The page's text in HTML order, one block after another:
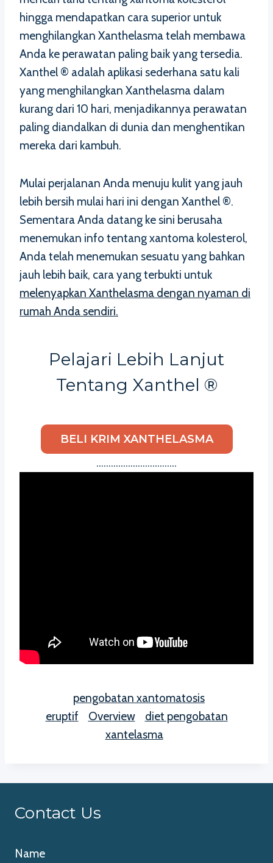
hingga mendapatkan cara superior untuk
menghilangkan Xanthelasma telah membawa
Anda ke perawatan paling baik yang tersedia.
Xanthel ® adalah aplikasi sederhana satu kali
yang menghilangkan Xanthelasma dalam
kurang dari 10 hari, menjadikannya perawatan
paling diandalkan di dunia dan menghentikan
mereka dari kambuh.
Mulai perjalanan Anda menuju kulit yang jauh
lebih bersih mulai hari ini dengan Xanthel ®.
Sementara Anda datang ke sini berusaha
menemukan info tentang xantoma kolesterol,
Anda telah menemukan sesuatu yang bahkan
jauh lebih baik, cara yang terbukti untuk
melenyapkan Xanthelasma dengan nyaman di
rumah Anda sendiri.
Pelajari Lebih Lanjut
Tentang Xanthel ®
BELI KRIM XANTHELASMA
……………………………
pengobatan xantomatosis
eruptif
Overview
diet pengobatan
xantelasma
Contact Us
Name